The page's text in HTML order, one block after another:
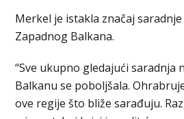
Merkel je istakla značaj
Zapadnog Balkana.
“Sve ukupno gledajući saradnja
Balkanu se poboljšala.
ove regije što bliže sarađuju.